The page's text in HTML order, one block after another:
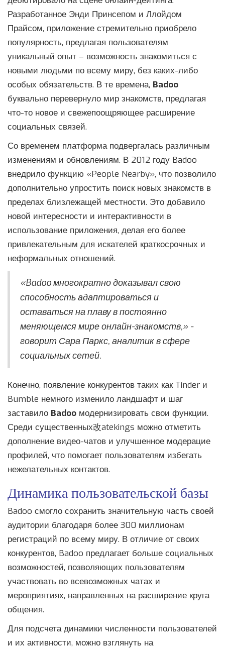
Разработанное Энди Принсепом и Ллойдом
Прайсом, приложение стремительно приобрело
популярность, предлагая пользователям
уникальный опыт – возможность знакомиться с
новыми людьми по всему миру, без каких-либо
особых обязательств. В те времена, Badoo
буквально перевернуло мир знакомств, предлагая
что-то новое и свежепоощряющее расширение
социальных связей.
Со временем платформа подвергалась различным
изменениям и обновлениям. В 2012 году Badoo
внедрило функцию «People Nearby», что позволило
дополнительно упростить поиск новых знакомств в
пределах близлежащей местности. Это добавило
новой интересности и интерактивности в
использование приложения, делая его более
привлекательным для искателей краткосрочных и
неформальных отношений.
«Badoo многократно доказывал свою
способность адаптироваться и
оставаться на плаву в постоянно
меняющемся мире онлайн-знакомств,» -
говорит Сара Паркс, аналитик в сфере
социальных сетей.
Конечно, появление конкурентов таких как Tinder и
Bumble немного изменило ландшафт и шаг
заставило Badoo модернизировать свои функции.
Среди существенных改atekings можно отметить
дополнение видео-чатов и улучшенное модерацие
профилей, что помогает пользователям избегать
нежелательных контактов.
Динамика пользовательской базы
Badoo смогло сохранить значительную часть своей
аудитории благодаря более 300 миллионам
регистраций по всему миру. В отличие от своих
конкурентов, Badoo предлагает больше социальных
возможностей, позволяющих пользователям
участвовать во всевозможных чатах и
мероприятиях, направленных на расширение круга
общения.
Для подсчета динамики численности пользователей
и их активности, можно взглянуть на